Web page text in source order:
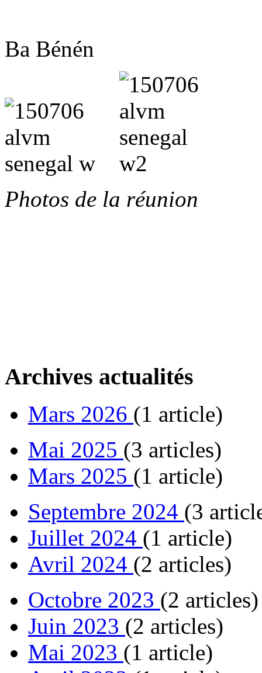
Ba Bénén
Photos de la réunion
Archives actualités
Mars 2026 (1 article)
Mai 2025 (3 articles)
Mars 2025 (1 article)
Septembre 2024 (3
Juillet 2024 (1 article)
Avril 2024 (2 articles)
Octobre 2023 (2 articles)
Juin 2023 (2 articles)
Mai 2023 (1 article)